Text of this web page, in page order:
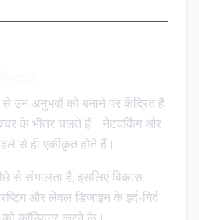
उन अनुभवों को बनाने पर केंद्रित है
के भीतर चलते हैं। नेटवर्किंग और
से ही एकीकृत होते हैं।
से संभालता है, इसलिए विकास
और लेवल डिजाइन के इर्द-गिर्द